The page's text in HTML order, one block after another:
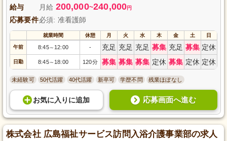
給与 月給 200,000~240,000円
応募要件必須: 准看護師
就業時間 休憩 月 火 水 木 金 土 日
午前 8:45～ 12:00 - 充足 充足 充足 募集 充足 募集 定休
日勤 8:45～ 18:00 120分 募集 募集 募集 定休 募集 定休 定休
未経験可 50代活躍 40代活躍 新卒可 学歴不問 残業ほぼなし
お気に入り に追加 応募画面へ進む
株式会社 広島福祉サービス訪問入浴介護事業部の求人